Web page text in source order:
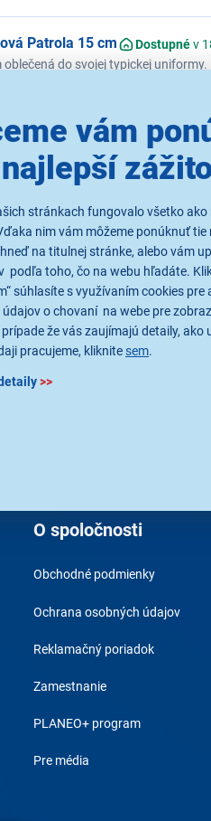
vám
stránkach fungovalo všetko ako
nim vám môžeme ponúknuť tie
na titulnej stránke, alebo vám
podľa toho, čo na webu hľadáte.
súhlasíte s využívaním cookies pre
o chovaní na webe pre
že vás zaujímajú detaily, ako
pracujeme, kliknite sem.
>>
Patrola 15 cm Dostupnév
oblečená do svojej typickej
Patrola 15 cm
v
do svojej typickej
Zobraziť ďalšie
O spoločnosti
Obchodné podmienky
Ochrana osobných údajov
Reklamačný poriadok
Zamestnanie
PLANEO+ program
Pre média